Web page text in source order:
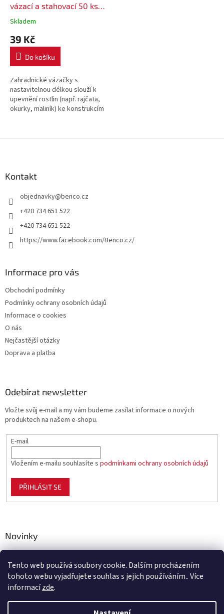
Tento web používá soubory cookie. Dalším procházením
tohoto webu vyjadřujete souhlas s jejich používáním.. Více
informacízde.
vázací a stahovací 50 ks
zelené
Skladem
39 Kč
Do košíku
Zahradnické vázačky s
nastavitelnou délkou slouží k
upevnění rostlin (např. rajčata,
okurky, maliník) ke konstrukcím
Kontakt
objednavky@benco.cz
+420 734 651 522
+420 734 651 522
https://www.facebook.com/Benco.cz/
Informace pro vás
Obchodní podmínky
Podmínky ochrany osobních údajů
Informace o cookies
O nás
Nejčastější otázky
Doprava a platba
Odebírat newsletter
Vložte svůj e-mail a my vám budeme zasílat informace o nových
produktech na našem e-shopu.
E-mail
Vložením e-mailu souhlasíte s podmínkami ochrany osobních údajů
PŘIHLÁSIT SE
Novinky
zahradu, chov i domácnost